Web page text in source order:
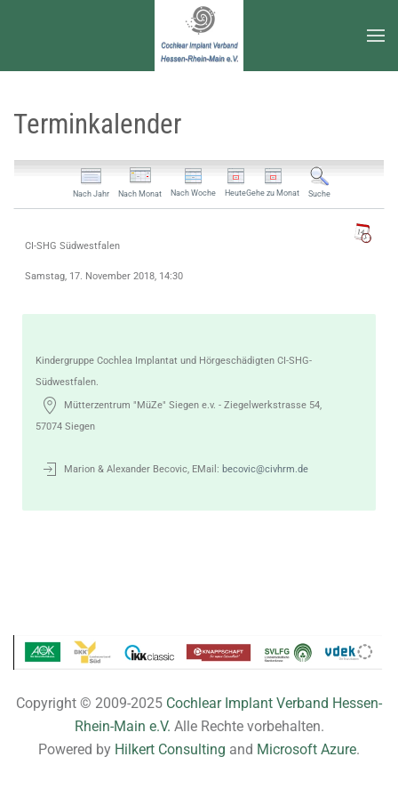
Zum Hauptinhalt springen
Terminkalender
Nach Jahr Nach Monat Nach Woche HeuteGehe zu Monat Suche
CI-SHG Südwestfalen
Samstag, 17. November 2018, 14:30
Kindergruppe Cochlea Implantat und Hörgeschädigten CI-SHG-
Südwestfalen.
Mütterzentrum "MüZe" Siegen e.v. - Ziegelwerkstrasse 54,
57074 Siegen
Marion & Alexander Becovic, EMail: becovic@civhrm.de
Copyright © 2009-2025 Cochlear Implant Verband Hessen-
Rhein-Main e.V. Alle Rechte vorbehalten.
Powered by Hilkert Consulting and Microsoft Azure.